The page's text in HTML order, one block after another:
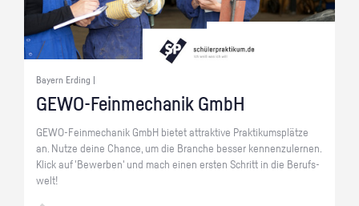
Bayern Erding |
GE­WO-Fein­me­cha­nik GmbH
GE­WO-Fein­me­cha­nik GmbH bie­tet at­trak­ti­ve Prak­ti­kums­plät­ze
an. Nutze deine Chan­ce, um die Bran­che bes­ser ken­nen­zu­ler­nen.
Klick auf 'Be­wer­ben' und mach einen ers­ten Schritt in die Be­rufs­
welt!